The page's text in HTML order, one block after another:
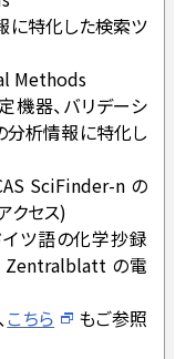
に特化した検索ツ
Methods
機器、バリデーシ
分析情報に特化し
SciFinder-n の
クセス)
ツ語の化学抄録
Zentralblatt の電
こちら
もご参照